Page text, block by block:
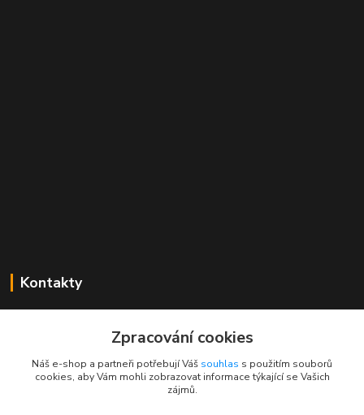
Kontakty
+420 725 613 837
info@rajklubicek.cz
Zpracování cookies
Náš e-shop a partneři potřebují Váš souhlas s použitím souborů
cookies, aby Vám mohli zobrazovat informace týkající se Vašich
zájmů.